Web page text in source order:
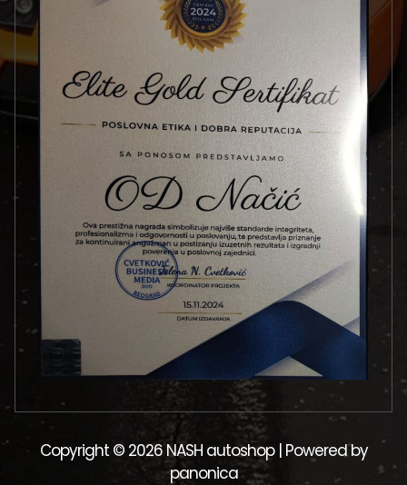
Copyright © 2026 NASH autoshop | Powered by
panonica